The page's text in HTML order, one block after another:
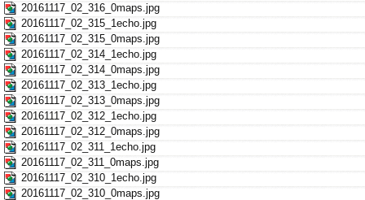
20161117_02_316_0maps.jpg
20161117_02_315_1echo.jpg
20161117_02_315_0maps.jpg
20161117_02_314_1echo.jpg
20161117_02_314_0maps.jpg
20161117_02_313_1echo.jpg
20161117_02_313_0maps.jpg
20161117_02_312_1echo.jpg
20161117_02_312_0maps.jpg
20161117_02_311_1echo.jpg
20161117_02_311_0maps.jpg
20161117_02_310_1echo.jpg
20161117_02_310_0maps.jpg